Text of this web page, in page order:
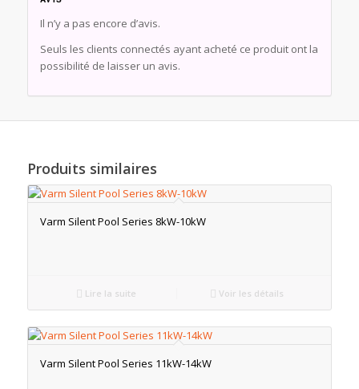
Il n’y a pas encore d’avis.
Seuls les clients connectés ayant acheté ce produit ont la
possibilité de laisser un avis.
Produits similaires
Varm Silent Pool Series 8kW-10kW
Lire la suite Voir les détails
Varm Silent Pool Series 11kW-14kW